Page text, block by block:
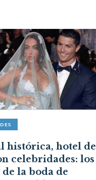
histórica, hotel de
celebridades: los
la boda de